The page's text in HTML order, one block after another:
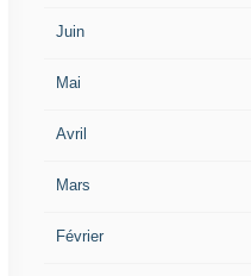
Juin
Mai
Avril
Mars
Février